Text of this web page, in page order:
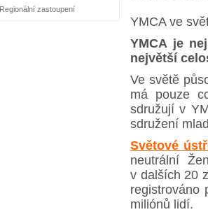
YMCA ve
YMCA je
největší
Ve světě
má pouze
sdružují v
sdružení
Světové
neutrální
v dalších 20
registrováno
miliónů lidí.
Regionální zastoupení